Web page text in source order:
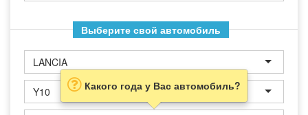
Выберите свой автомобиль
LANCIA
Y10 Какого года у Вас автомобиль?